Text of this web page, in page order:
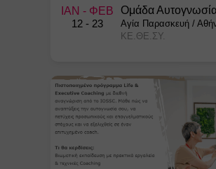
ΙΑΝ - ΦΕΒ
12 - 23
Ομάδα
Αγία Παρασκευή /
ΚΕ.ΘΕ.ΣΥ.